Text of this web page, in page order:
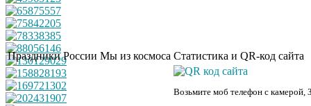
Праздники России Мы из космоса Статистика и QR-код сайта
Возьмите моб телефон с камерой,